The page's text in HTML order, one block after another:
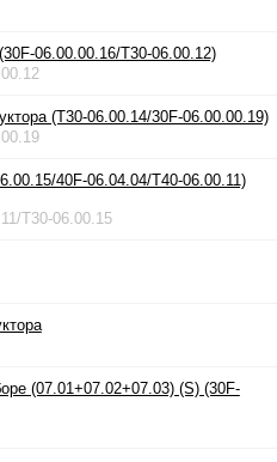
06.00.00.16/T30-06.00.12)
(T30-06.00.14/30F-06.00.00.19)
40F-06.04.04/T40-06.00.11)
T30-06.00.15
(07.01+07.02+07.03) (S) (30F-